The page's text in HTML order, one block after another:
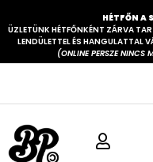
HÉTFŐN A
ÜZLETÜNK HÉTFŐNKÉNT ZÁRVA
LENDÜLETTEL ÉS HANGULATTAL
(ONLINE PERSZE NINCS